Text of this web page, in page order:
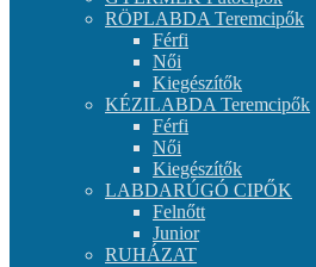
RÖPLABDA Teremcipők
Férfi
Női
Kiegészítők
KÉZILABDA Teremcipők
Férfi
Női
Kiegészítők
LABDARÚGÓ CIPŐK
Felnőtt
Junior
RUHÁZAT